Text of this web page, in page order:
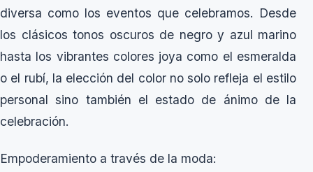
diversa como los eventos que celebramos. Desde
los clásicos tonos oscuros de negro y azul marino
hasta los vibrantes colores joya como el esmeralda
o el rubí, la elección del color no solo refleja el estilo
personal sino también el estado de ánimo de la
celebración.
Empoderamiento a través de la moda: